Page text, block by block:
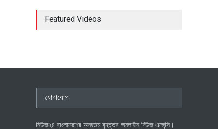
Featured Videos
যোগাযোগ
নিউজ২৪ বাংলাদেশের অন্যতম বৃহত্তর অনলাইন নিউজ এজেন্সি।